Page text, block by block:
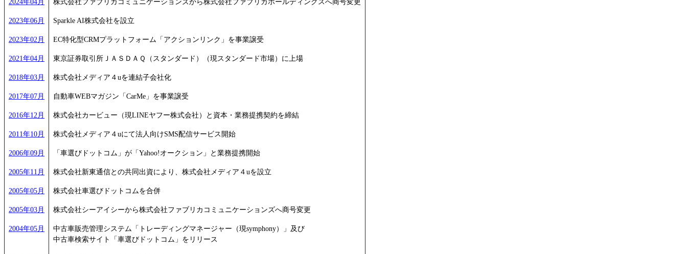
2024年04月 株式会社ファブリカコミュニケーションズから株式会社ファブリカホールディングスへ商号変更
2023年06月 Sparkle AI株式会社を設立
2023年02月 EC特化型CRMプラットフォーム「アクションリンク」を事業譲受
2021年04月 東京証券取引所ＪＡＳＤＡＱ（スタンダード）（現スタンダード市場）に上場
2018年03月 株式会社メディア４uを連結子会社化
2017年07月 自動車WEBマガジン「CarMe」を事業譲受
2016年12月 株式会社カービュー（現LINEヤフー株式会社）と資本・業務提携契約を締結
2011年10月 株式会社メディア４uにて法人向けSMS配信サービス開始
2006年09月 「車選びドットコム」が「Yahoo!オークション」と業務提携開始
2005年11月 株式会社新東通信との共同出資により、株式会社メディア４uを設立
2005年05月 株式会社車選びドットコムを合併
2005年03月 株式会社シーアイシーから株式会社ファブリカコミュニケーションズへ商号変更
2004年05月
中古車販売管理システム「トレーディングマネージャー（現symphony）」及び
中古車検索サイト「車選びドットコム」をリリース